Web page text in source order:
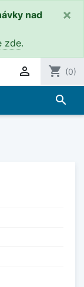
nad
zde.
×
 shopping_cart (0)
search